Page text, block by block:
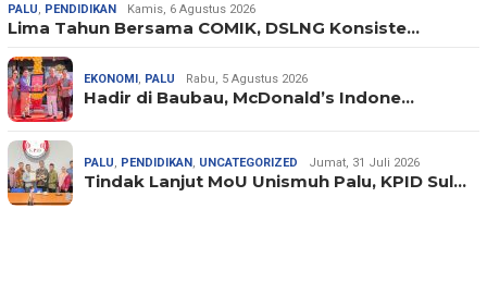
PALU PENDIDIKAN Kamis, 6 Agustus 2026
Lima Tahun Bersama COMIK, DSLNG Konsiste…
EKONOMI PALU Rabu, 5 Agustus 2026
Hadir di Baubau, McDonald’s Indone…
PALU PENDIDIKAN UNCATEGORIZED Jumat, 31 Juli 2026
Tindak Lanjut MoU Unismuh Palu, KPID Sul…